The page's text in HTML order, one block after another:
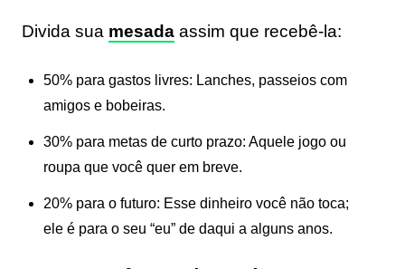
Divida sua mesada assim que recebê-la:
50% para gastos livres: Lanches, passeios com
amigos e bobeiras.
30% para metas de curto prazo: Aquele jogo ou
roupa que você quer em breve.
20% para o futuro: Esse dinheiro você não toca;
ele é para o seu “eu” de daqui a alguns anos.